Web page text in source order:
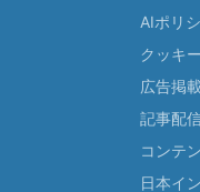
AIポリ
クッキ
広告掲載
記事配
コンテ
日本イ